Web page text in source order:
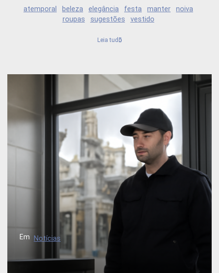
atemporal beleza elegância festa manter
noiva
roupas
sugestões vestido
Leia tudo
Em Notícias